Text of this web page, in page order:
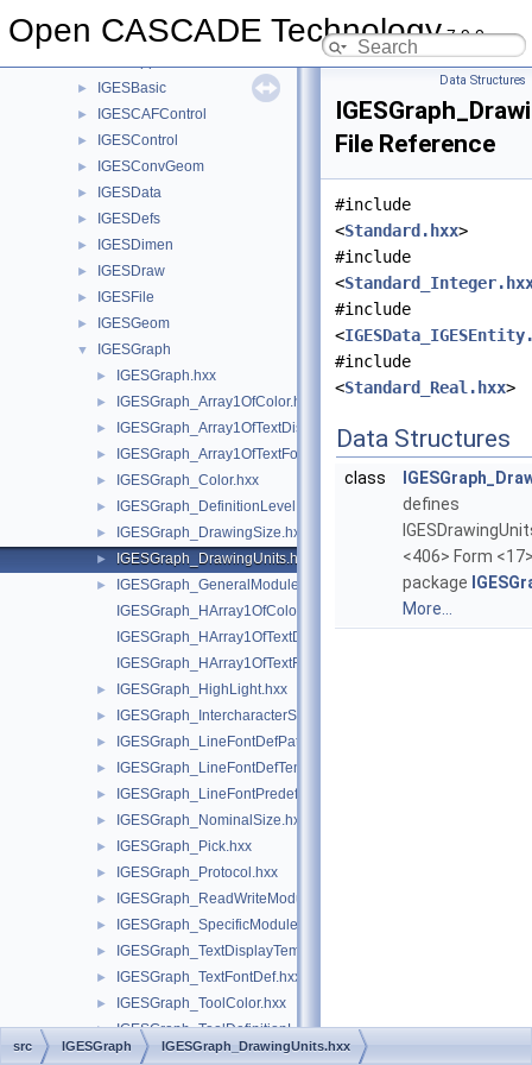
Open CASCADE Technology7.9.0
IFSelect
► IGESBasic
► IGESCAFControl
► IGESControl
► IGESConvGeom
► IGESData
► IGESDefs
► IGESDimen
► IGESDraw
► IGESFile
► IGESGeom
▼ IGESGraph
► IGESGraph.hxx
► IGESGraph_Array1OfColor.hxx
► IGESGraph_Array1OfTextDisplayTemplate.hxx
► IGESGraph_Array1OfTextFontDef.hxx
► IGESGraph_Color.hxx
► IGESGraph_DefinitionLevel.hxx
► IGESGraph_DrawingSize.hxx
► IGESGraph_DrawingUnits.hxx
►
IGESGraph_GeneralModule.hxx
IGESGraph_HArray1OfColor.hxx
IGESGraph_HArray1OfTextDisplayTemplate.hxx
IGESGraph_HArray1OfTextFontDef.hxx
► IGESGraph_HighLight.hxx
► IGESGraph_IntercharacterSpacing.hxx
► IGESGraph_LineFontDefPattern.hxx
► IGESGraph_LineFontDefTemplate.hxx
► IGESGraph_LineFontPredefined.hxx
► IGESGraph_NominalSize.hxx
► IGESGraph_Pick.hxx
► IGESGraph_Protocol.hxx
► IGESGraph_ReadWriteModule.hxx
► IGESGraph_SpecificModule.hxx
► IGESGraph_TextDisplayTemplate.hxx
► IGESGraph_TextFontDef.hxx
► IGESGraph_ToolColor.hxx
► IGESGraph_ToolDefinitionLevel.hxx
► IGESGraph_ToolDrawingSize.hxx
Data Structures
File Reference
#include
<Standard.hxx>
#include
<
#include
<
#include
<Standard_Real.hxx>
Data Structures
class
defines
<406> Form
package
More...
src IGESGraph IGESGraph_DrawingUnits.hxx